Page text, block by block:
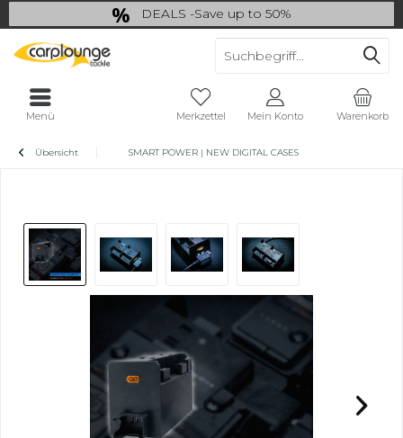
DEALS -Save up to 50%
last Chance: ... if gone then gone
Warenkorb
Merkzettel Mein Konto
Menü
Übersicht SMART POWER | NEW DIGITAL CASES